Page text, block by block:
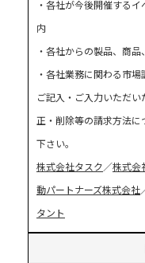
・各社が今後開催する
内
・各社からの製品、商
・各社業務に関わる市
ご記入・ご入力いただ
正・削除等の請求方法
下さい。
株式会社タスク／株式会
動パートナーズ株式会社
タント